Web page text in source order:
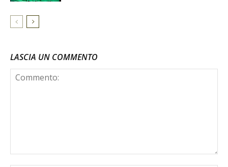
LASCIA UN COMMENTO